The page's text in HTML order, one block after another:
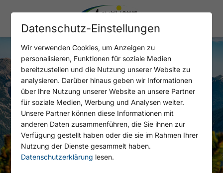
Datenschutz-Einstellungen
Wir verwenden Cookies, um Anzeigen zu
personalisieren, Funktionen für soziale Medien
bereitzustellen und die Nutzung unserer Website zu
analysieren. Darüber hinaus geben wir Informationen
über Ihre Nutzung unserer Website an unsere Partner
für soziale Medien, Werbung und Analysen weiter.
Unsere Partner können diese Informationen mit
anderen Daten zusammenführen, die Sie ihnen zur
Verfügung gestellt haben oder die sie im Rahmen Ihrer
Nutzung der Dienste gesammelt haben.
Datenschutzerklärung lesen.